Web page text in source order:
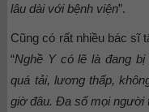
lâu dài với bệnh viện”.
Cũng có rất nhiều bác sĩ
“Nghề Y có lẽ là đang
quá tải, lương thấp,
giờ đâu. Đa số mọi người